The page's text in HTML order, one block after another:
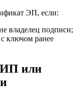
ЭП, если:
владелец подписи;
ключом ранее
ИП или